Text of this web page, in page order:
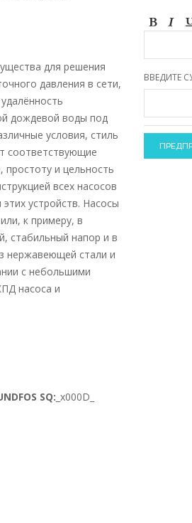
для решения
давления в сети,
дождевой воды под
условия, стиль
соответствующие
простоту и цельность
всех насосов
устройств. Насосы
к примеру, в
стабильный напор и в
нержавеющей стали и
с небольшими
насоса и
SQ: _x000D_
ВВЕДИТЕ